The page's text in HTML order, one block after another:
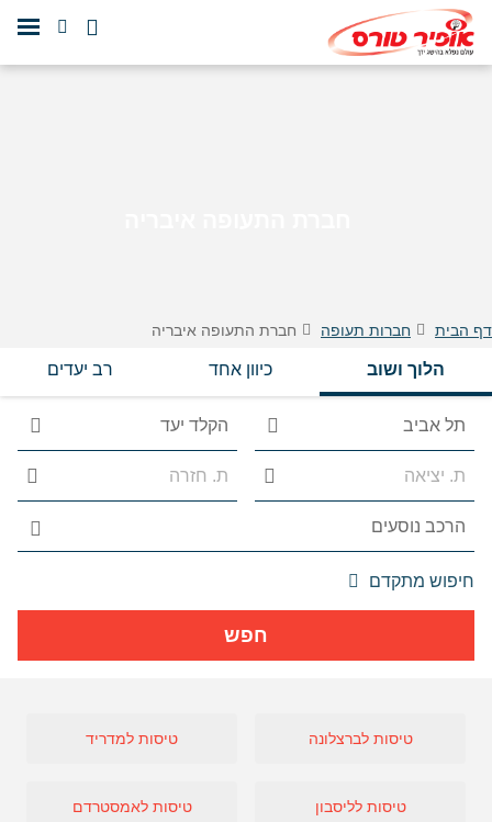
דף הבית חברות תעופה חברת התעופה איבריה
הלוך ושוב כיוון אחד רב יעדים
חפש
חיפוש מתקדם
אפשרויות
הנוספות
טיסות לברצלונה טיסות למדריד
טיסות לליסבון טיסות לאמסטרדם